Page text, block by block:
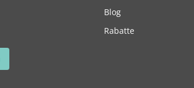
Blog
Rabatte